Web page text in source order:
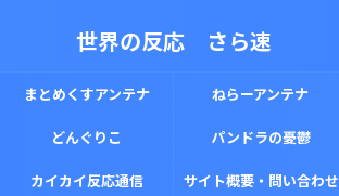
世界の反応 さら速
まとめくすアンテナ ねらーアンテナ
どんぐりこ パンドラの憂鬱
カイカイ反応通信 サイト概要・問い合わせ